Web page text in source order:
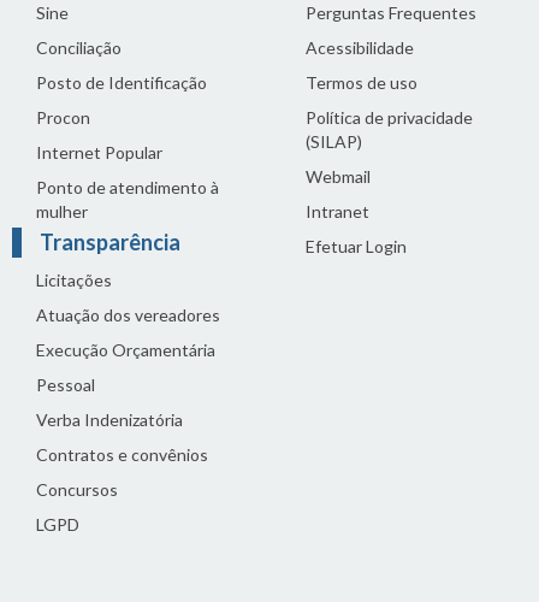
Sine
Conciliação
Posto de Identificação
Procon
Internet Popular
Ponto de atendimento à
mulher
Transparência
Licitações
Atuação dos vereadores
Execução Orçamentária
Pessoal
Verba Indenizatória
Contratos e convênios
Concursos
LGPD
Perguntas Frequentes
Acessibilidade
Termos de uso
Política de privacidade
(SILAP)
Webmail
Intranet
Efetuar Login